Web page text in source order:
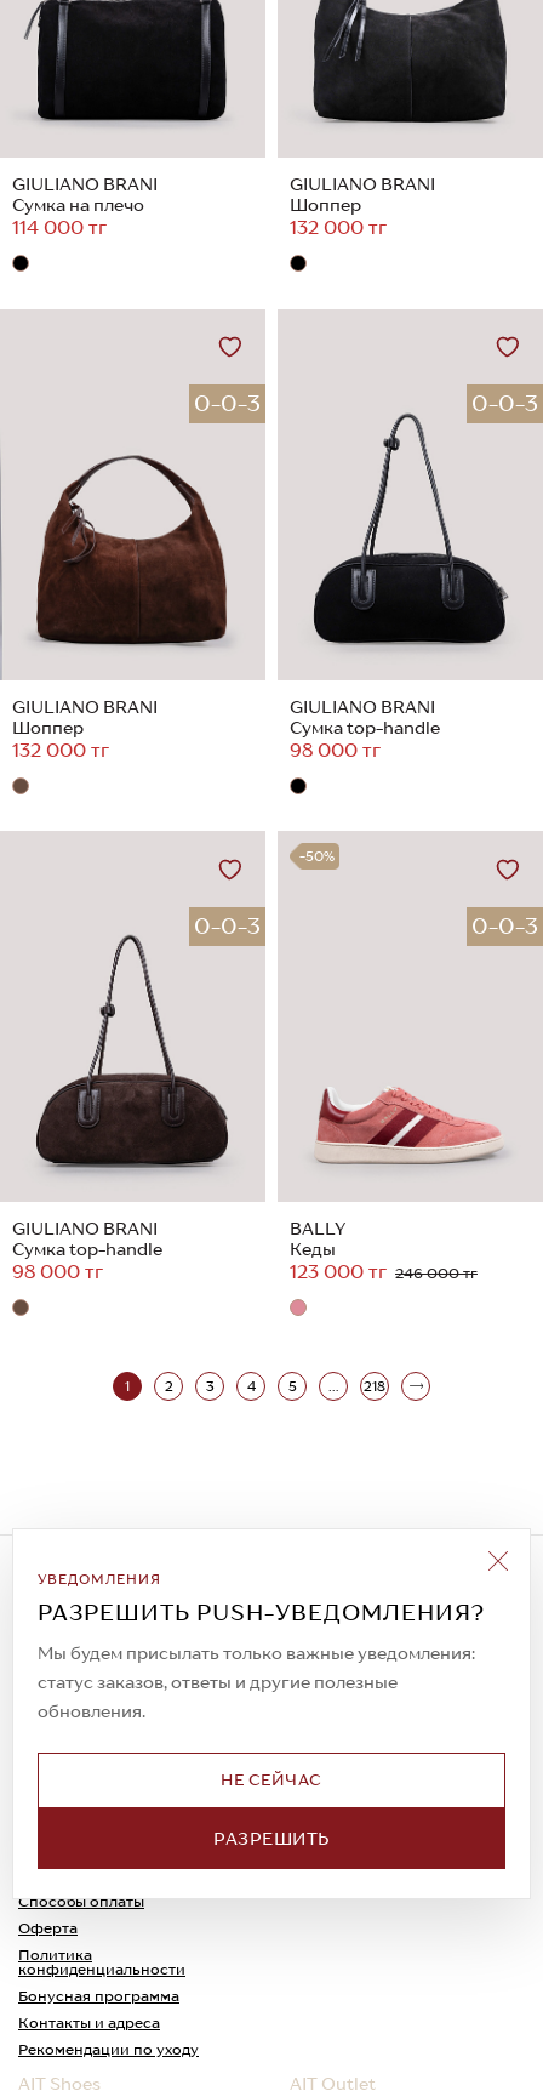
GIULIANO BRANI
Сумка на плечо
114 000 тг
GIULIANO BRANI
Шоппер
132 000 тг
0-0-3
GIULIANO BRANI
Шоппер
132 000 тг
0-0-3
GIULIANO BRANI
Сумка top-handle
98 000 тг
0-0-3
GIULIANO BRANI
Сумка top-handle
98 000 тг
-50%
0-0-3
BALLY
Кеды
123 000 тг 246 000 тг
1 2 3 4 5 ... 218
УВЕДОМЛЕНИЯ
РАЗРЕШИТЬ PUSH-УВЕДОМЛЕНИЯ?
Мы будем присылать только важные уведомления:
статус заказов, ответы и другие полезные
обновления.
НЕ СЕЙЧАС
РАЗРЕШИТЬ
Подписаться на рассылку
Всегда будьте в курсе новых акций и
спецпредложений!
© 2023. AIT Shoes
Все права защищены
Доставка
Способы оплаты
Оферта
Политика
конфиденциальности
Обмен и возврат
Каспи-Ред
Бонусная программа
Контакты и адреса
Рекомендации по уходу
AIT Shoes AIT Outlet